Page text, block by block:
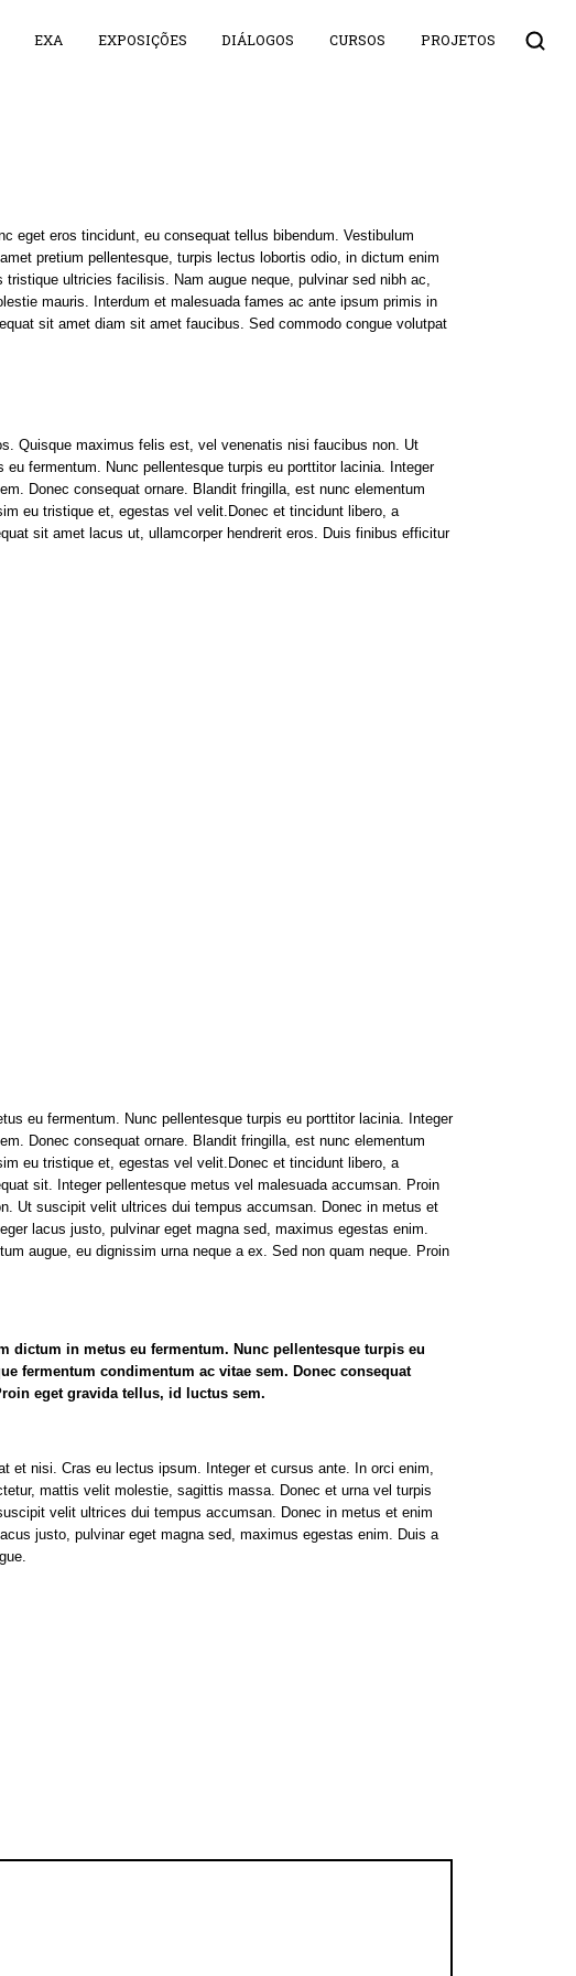
EXA EXPOSIÇÕES DIÁLOGOS CURSOS PROJETOS
eget eros tincidunt, eu consequat tellus bibendum. Vestibulum
pretium pellentesque, turpis lectus lobortis odio, in dictum enim
ultricies facilisis. Nam augue neque, pulvinar sed nibh ac,
mauris. Interdum et malesuada fames ac ante ipsum primis in
sit amet diam sit amet faucibus. Sed commodo congue volutpat
Quisque maximus felis est, vel venenatis nisi faucibus non. Ut
fermentum. Nunc pellentesque turpis eu porttitor lacinia. Integer
Donec consequat ornare. Blandit fringilla, est nunc elementum
eu tristique et, egestas vel velit.Donec et tincidunt libero, a
sit amet lacus ut, ullamcorper hendrerit eros. Duis finibus efficitur
eu fermentum. Nunc pellentesque turpis eu porttitor lacinia. Integer
Donec consequat ornare. Blandit fringilla, est nunc elementum
eu tristique et, egestas vel velit.Donec et tincidunt libero, a
sit. Integer pellentesque metus vel malesuada accumsan. Proin
Ut suscipit velit ultrices dui tempus accumsan. Donec in metus et
lacus justo, pulvinar eget magna sed, maximus egestas enim.
augue, eu dignissim urna neque a ex. Sed non quam neque. Proin
dictum in metus eu fermentum. Nunc pellentesque turpis eu
fermentum condimentum ac vitae sem. Donec consequat
eget gravida tellus, id luctus sem.
et nisi. Cras eu lectus ipsum. Integer et cursus ante. In orci enim,
mattis velit molestie, sagittis massa. Donec et urna vel turpis
velit ultrices dui tempus accumsan. Donec in metus et enim
justo, pulvinar eget magna sed, maximus egestas enim. Duis a